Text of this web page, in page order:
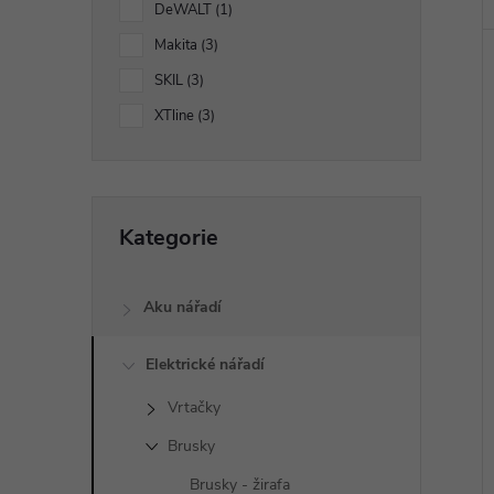
DeWALT 1
Makita 3
SKIL 3
XTline 3
kategorie
Kategorie
Aku nářadí
Elektrické nářadí
Vrtačky
Brusky
Brusky - žirafa